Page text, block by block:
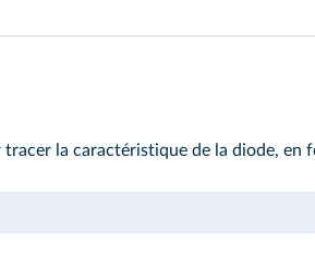
la caractéristique de la diode, en